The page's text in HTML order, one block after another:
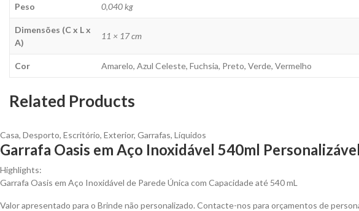
Peso
0,040 kg
Dimensões (C x L x
A)
11 × 17 cm
Cor Amarelo, Azul Celeste, Fuchsia, Preto, Verde, Vermelho
Related Products
Casa, Desporto, Escritório, Exterior, Garrafas, Líquidos
Garrafa Oasis em Aço Inoxidável 540ml Personalizável
Highlights:
Garrafa Oasis em Aço Inoxidável de Parede Única com Capacidade até 540 mL
Valor apresentado para o Brinde não personalizado. Contacte-nos para orçamentos de